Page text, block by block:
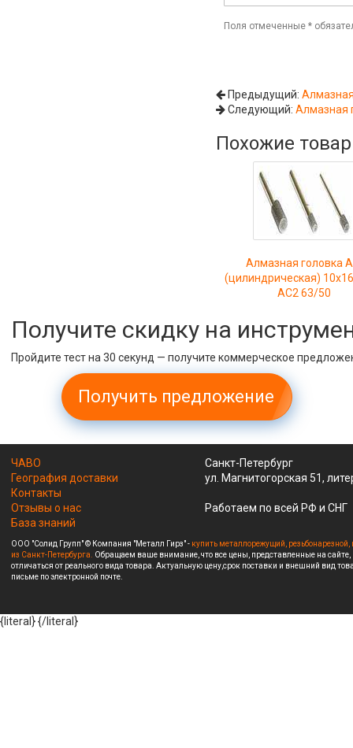
Поля отмеченные*
Предыдущий:
Следующий:Алмазная
Похожие
Алмазная головка
(цилиндрическая)
АС2 63/50
Получите скидку на
Пройдите тест на 30 секунд — получите коммерческое
Получить предложение
ЧАВО
География доставки
Контакты
Отзывы о нас
База знаний
Санкт-Петербург
ул. Магнитогорская 51,
Работаем по всей РФ и СНГ
ООО "Солид Групп" © Компания "Металл Гирз" - купить металлорежущий,
из Санкт-Петербурга. Обращаем ваше внимание, что все цены, представленные на
отличаться от реального вида товара. Актуальную цену,срок поставки и внешний вид
письме по электронной почте.
{literal}{/literal}